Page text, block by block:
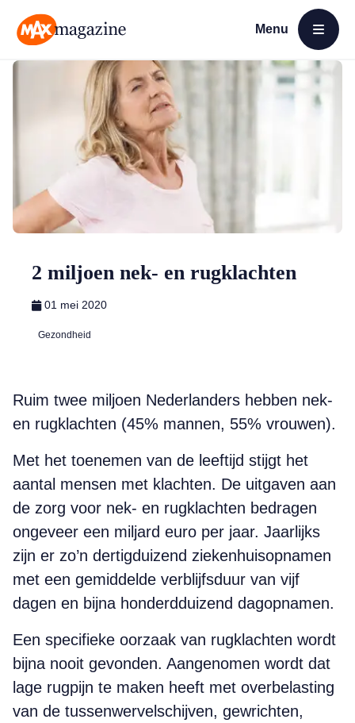
Menu
Open menu
2 miljoen nek- en rugklachten
01 mei 2020
Gezondheid
Ruim twee miljoen Nederlanders hebben nek-
en rugklachten (45% mannen, 55% vrouwen).
Met het toenemen van de leeftijd stijgt het
aantal mensen met klachten. De uitgaven aan
de zorg voor nek- en rugklachten bedragen
ongeveer een miljard euro per jaar. Jaarlijks
zijn er zo’n dertigduizend ziekenhuisopnamen
met een gemiddelde verblijfsduur van vijf
dagen en bijna honderdduizend dagopnamen.
Een specifieke oorzaak van rugklachten wordt
bijna nooit gevonden. Aangenomen wordt dat
lage rugpijn te maken heeft met overbelasting
van de tussenwervelschijven, gewrichten,